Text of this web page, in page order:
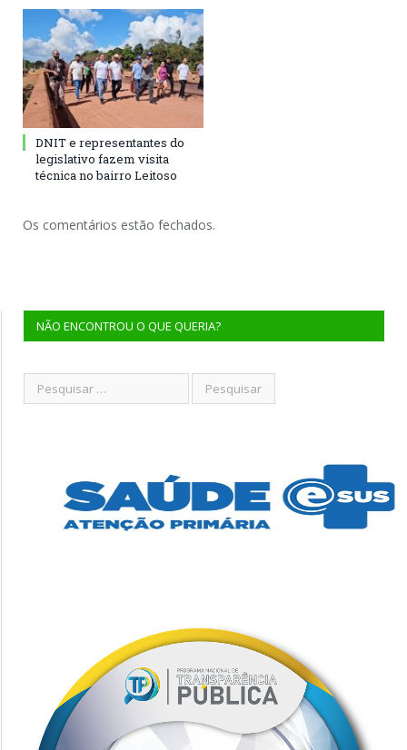
DNIT e representantes do
legislativo fazem visita
técnica no bairro Leitoso
Os comentários estão fechados.
NÃO ENCONTROU O QUE QUERIA?